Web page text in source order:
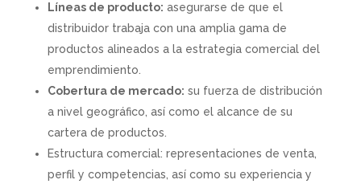
Líneas de producto: asegurarse de que el
distribuidor trabaja con una amplia gama de
productos alineados a la estrategia comercial del
emprendimiento.
Cobertura de mercado: su fuerza de distribución
a nivel geográfico, así como el alcance de su
cartera de productos.
Estructura comercial: representaciones de venta,
perfil y competencias, así como su experiencia y